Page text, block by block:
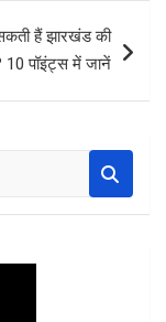
हैं झारखंड की
10 पॉइंट्स में जानें